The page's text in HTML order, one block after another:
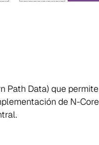
Path Data) que
de N-